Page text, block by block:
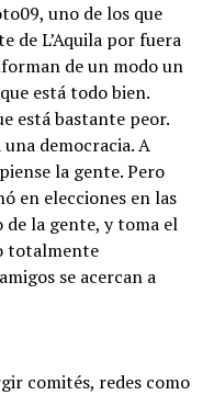
uno de los que
de L’Aquila por fuera
de un modo un
está todo bien.
está bastante peor.
democracia. A
la gente. Pero
en elecciones en las
la gente, y toma el
totalmente
se acercan a
comités, redes como